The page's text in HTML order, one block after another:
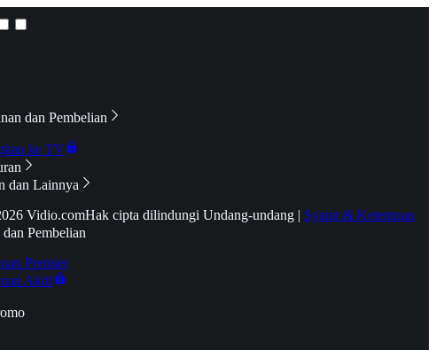
dan Pembelian
ke TV
dan Lainnya
Vidio.comHak cipta dilindungi Undang-undang | Syarat & Ketentuan
Pembelian
Premier
Aktif